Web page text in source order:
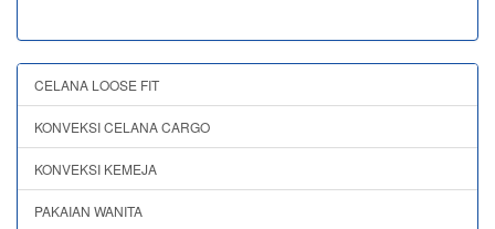
CELANA LOOSE FIT
KONVEKSI CELANA CARGO
KONVEKSI KEMEJA
PAKAIAN WANITA